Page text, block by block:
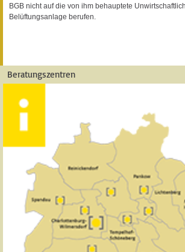
BGB nicht auf die von ihm behauptete
Belüftungsanlage berufen.
Beratungszentren